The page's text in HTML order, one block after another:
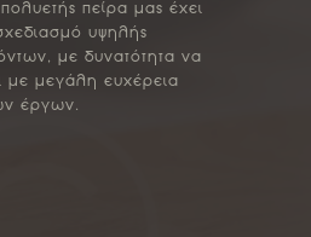
πείρα μας έχει
υψηλής
με δυνατότητα να
με μεγάλη ευχέρεια
έργων.